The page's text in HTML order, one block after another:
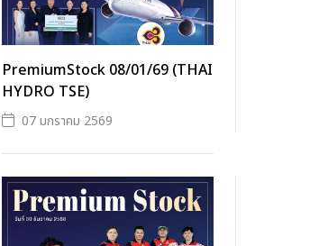
PremiumStock 08/01/69 (THAI
HYDRO TSE)
07 มกราคม 2569